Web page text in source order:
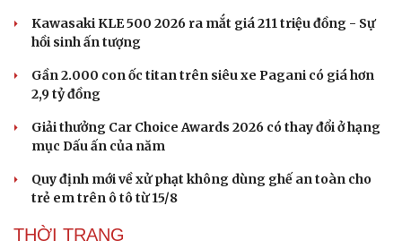
Kawasaki KLE 500 2026 ra mắt giá 211 triệu đồng - Sự
hồi sinh ấn tượng
Gần 2.000 con ốc titan trên siêu xe Pagani có giá hơn
2,9 tỷ đồng
Giải thưởng Car Choice Awards 2026 có thay đổi ở hạng
mục Dấu ấn của năm
Quy định mới về xử phạt không dùng ghế an toàn cho
trẻ em trên ô tô từ 15/8
THỜI TRANG